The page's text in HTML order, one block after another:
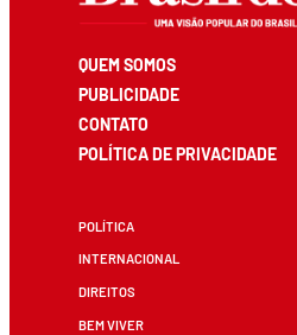
QUEM SOMOS
PUBLICIDADE
CONTATO
POLÍTICA DE PRIVACIDADE
POLÍTICA
INTERNACIONAL
DIREITOS
BEM VIVER